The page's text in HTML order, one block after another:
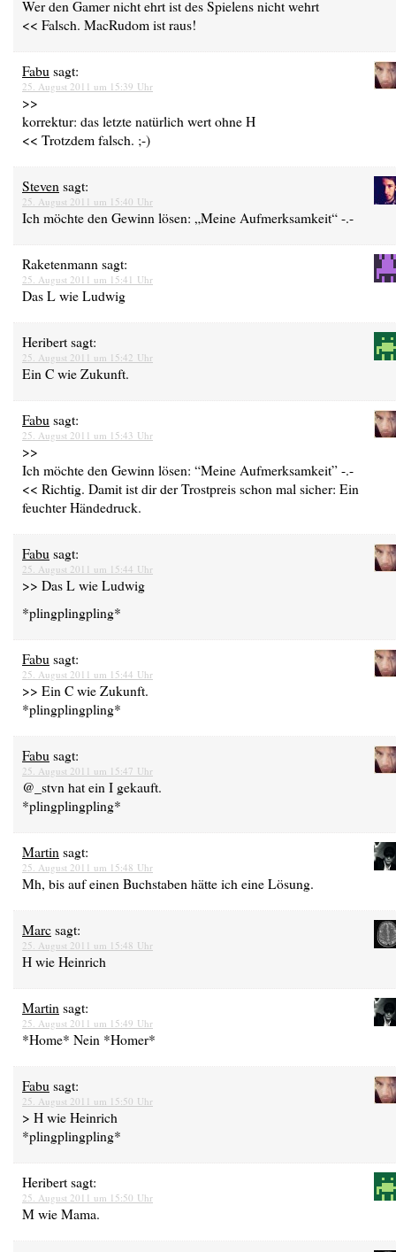
Wer den Gamer nicht ehrt ist des Spielens nicht wehrt
<< Falsch. MacRudom ist raus!
Fabu sagt:
25. August 2011 um 15:39 Uhr
>>
korrektur: das letzte natürlich wert ohne H
<< Trotzdem falsch. ;-)
Steven sagt:
25. August 2011 um 15:40 Uhr
Ich möchte den Gewinn lösen: „Meine Aufmerksamkeit“ -.-
Raketenmann sagt:
25. August 2011 um 15:41 Uhr
Das L wie Ludwig
Heribertsagt:
25. August 2011 um 15:42 Uhr
Ein C wie Zukunft.
Fabu sagt:
25. August 2011 um 15:43 Uhr
>>
Ich möchte den Gewinn lösen: “Meine Aufmerksamkeit” -.-
<< Richtig. Damit ist dir der Trostpreis schon mal sicher: Ein
feuchter Händedruck.
Fabu sagt:
25. August 2011 um 15:44 Uhr
>> Das L wie Ludwig
*plingplingpling*
Fabu sagt:
25. August 2011 um 15:44 Uhr
>> Ein C wie Zukunft.
*plingplingpling*
Fabu sagt:
25. August 2011 um 15:47 Uhr
@_stvn hat ein I gekauft.
*plingplingpling*
Martin sagt:
25. August 2011 um 15:48 Uhr
Mh, bis auf einen Buchstaben hätte ich eine Lösung.
Marcsagt:
25. August 2011 um 15:48 Uhr
H wie Heinrich
Martin sagt:
25. August 2011 um 15:49 Uhr
*Home* Nein *Homer*
Fabu sagt:
25. August 2011 um 15:50 Uhr
> H wie Heinrich
*plingplingpling*
Heribertsagt:
25. August 2011 um 15:50 Uhr
M wie Mama.